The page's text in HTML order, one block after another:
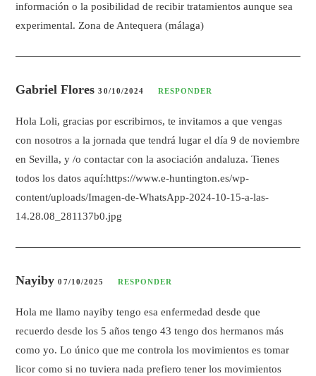
información o la posibilidad de recibir tratamientos aunque sea
experimental. Zona de Antequera (málaga)
Gabriel Flores30/10/2024 RESPONDER
Hola Loli, gracias por escribirnos, te invitamos a que vengas
con nosotros a la jornada que tendrá lugar el día 9 de noviembre
en Sevilla, y /o contactar con la asociación andaluza. Tienes
todos los datos aquí:https://www.e-huntington.es/wp-
content/uploads/Imagen-de-WhatsApp-2024-10-15-a-las-
14.28.08_281137b0.jpg
Nayiby07/10/2025 RESPONDER
Hola me llamo nayiby tengo esa enfermedad desde que
recuerdo desde los 5 años tengo 43 tengo dos hermanos más
como yo. Lo único que me controla los movimientos es tomar
licor como si no tuviera nada prefiero tener los movimientos